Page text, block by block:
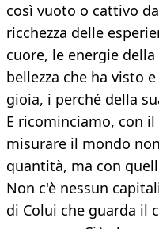
così vuoto o cattivo
ricchezza delle
cuore, le energie
bellezza che ha visto
gioia, i perché della
E ricominciamo, con
misurare il mondo
quantità, ma con
Non c'è nessun
di Colui che guarda il